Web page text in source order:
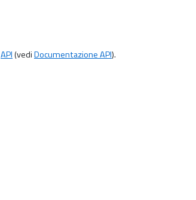
API(vediDocumentazione API).